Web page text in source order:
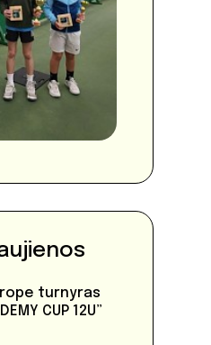
turnyras
CUP 12U”